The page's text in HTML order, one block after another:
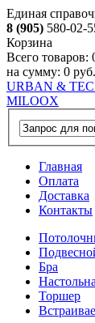
Единая
8 (905) 580-02-
Корзина
Всего товаров:
на сумму: 0 руб.
URBAN &
MILOOX
Главная
Оплата
Доставка
Контакты
Бра
Торшер